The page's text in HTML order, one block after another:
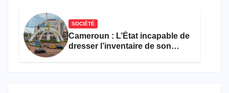
SOCIÉTÉ
Cameroun : L’État incapable de
dresser l’inventaire de son